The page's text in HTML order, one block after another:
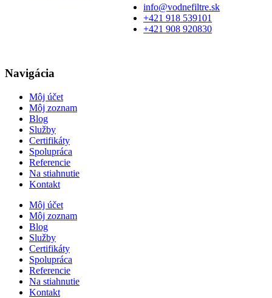
info@vodnefiltre.sk
+421 918 539101
+421 908 920830
Navigácia
Môj účet
Môj zoznam
Blog
Služby
Certifikáty
Spolupráca
Referencie
Na stiahnutie
Kontakt
Môj účet
Môj zoznam
Blog
Služby
Certifikáty
Spolupráca
Referencie
Na stiahnutie
Kontakt